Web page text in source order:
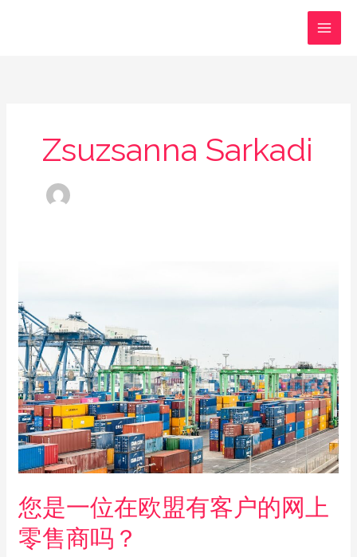
Zsuzsanna Sarkadi
您是一位在欧盟有客户的网上
零售商吗？
一
位
在
欧
盟
有
客
户
的
上
零
售